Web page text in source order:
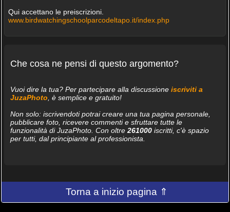
Qui accettano le preiscrizioni.
www.birdwatchingschoolparcodeltapo.it/index.php
Che cosa ne pensi di questo argomento?
Vuoi dire la tua? Per partecipare alla discussione iscriviti a
JuzaPhoto , è semplice e gratuito!
Non solo: iscrivendoti potrai creare una tua pagina personale,
pubblicare foto, ricevere commenti e sfruttare tutte le
funzionalità di JuzaPhoto. Con oltre 261000iscritti, c'è spazio
per tutti, dal principiante al professionista.
Torna a inizio pagina ⇑